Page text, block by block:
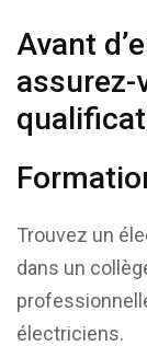
Avant
assurez-
Trouvez un
dans un
électriciens.